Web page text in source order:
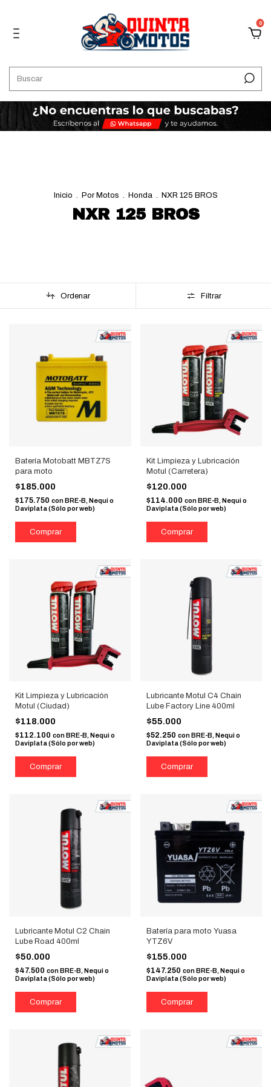
0
Inicio . Por Motos . Honda . NXR 125 BROS
NXR 125 BROS
Ordenar Filtrar
Batería Motobatt MBTZ7S
para moto
$185.000
$175.750 conBRE-B, Nequi o
Daviplata (Sólo por web)
Kit Limpieza y Lubricación
Motul (Carretera)
$120.000
$114.000 con BRE-B, Nequi o
Daviplata (Sólo por web)
Kit Limpieza y Lubricación
Motul (Ciudad)
$118.000
$112.100 con BRE-B, Nequi o
Daviplata (Sólo por web)
Lubricante Motul C4 Chain
Lube Factory Line 400ml
$55.000
$52.250 con BRE-B, Nequi o
Daviplata (Sólo por web)
Lubricante Motul C2 Chain
Lube Road 400ml
$50.000
$47.500 conBRE-B, Nequi o
Daviplata (Sólo por web)
Batería para moto Yuasa
YTZ6V
$155.000
$147.250 con BRE-B, Nequi o
Daviplata (Sólo por web)